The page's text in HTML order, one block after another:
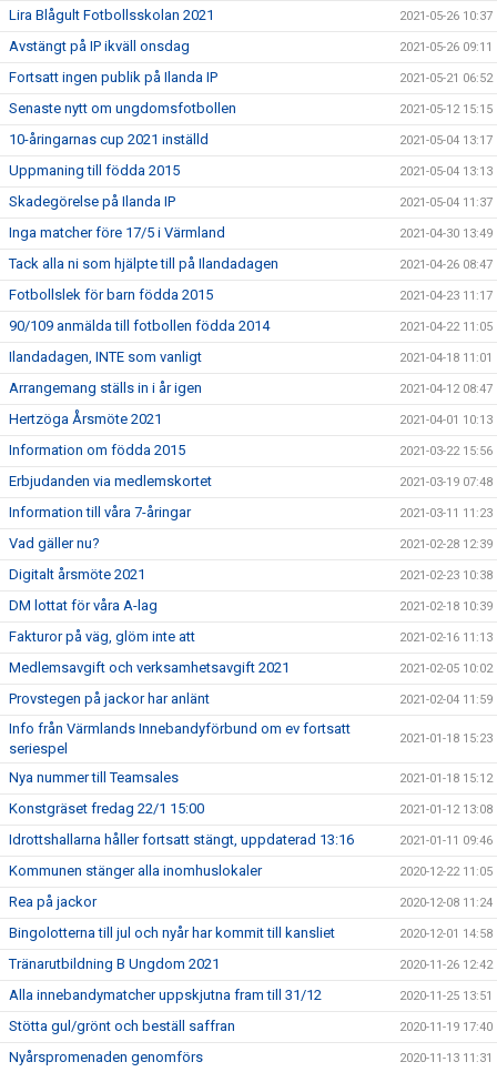
Lira Blågult Fotbollsskolan 2021 2021-05-26 10:37
Avstängt på IP ikväll onsdag 2021-05-26 09:11
Fortsatt ingen publik på Ilanda IP 2021-05-21 06:52
Senaste nytt om ungdomsfotbollen 2021-05-12 15:15
10-åringarnas cup 2021 inställd 2021-05-04 13:17
Uppmaning till födda 2015 2021-05-04 13:13
Skadegörelse på Ilanda IP 2021-05-04 11:37
Inga matcher före 17/5 i Värmland 2021-04-30 13:49
Tack alla ni som hjälpte till på Ilandadagen 2021-04-26 08:47
Fotbollslek för barn födda 2015 2021-04-23 11:17
90/109 anmälda till fotbollen födda 2014 2021-04-22 11:05
Ilandadagen, INTE som vanligt 2021-04-18 11:01
Arrangemang ställs in i år igen 2021-04-12 08:47
Hertzöga Årsmöte 2021 2021-04-01 10:13
Information om födda 2015 2021-03-22 15:56
Erbjudanden via medlemskortet 2021-03-19 07:48
Information till våra 7-åringar 2021-03-11 11:23
Vad gäller nu? 2021-02-28 12:39
Digitalt årsmöte 2021 2021-02-23 10:38
DM lottat för våra A-lag 2021-02-18 10:39
Fakturor på väg, glöm inte att 2021-02-16 11:13
Medlemsavgift och verksamhetsavgift 2021 2021-02-05 10:02
Provstegen på jackor har anlänt 2021-02-04 11:59
Info från Värmlands Innebandyförbund om ev fortsatt
seriespel
2021-01-18 15:23
Nya nummer till Teamsales 2021-01-18 15:12
Konstgräset fredag 22/1 15:00 2021-01-12 13:08
Idrottshallarna håller fortsatt stängt, uppdaterad 13:16 2021-01-11 09:46
Kommunen stänger alla inomhuslokaler 2020-12-22 11:05
Rea på jackor 2020-12-08 11:24
Bingolotterna till jul och nyår har kommit till kansliet 2020-12-01 14:58
Tränarutbildning B Ungdom 2021 2020-11-26 12:42
Alla innebandymatcher uppskjutna fram till 31/12 2020-11-25 13:51
Stötta gul/grönt och beställ saffran 2020-11-19 17:40
Nyårspromenaden genomförs 2020-11-13 11:31